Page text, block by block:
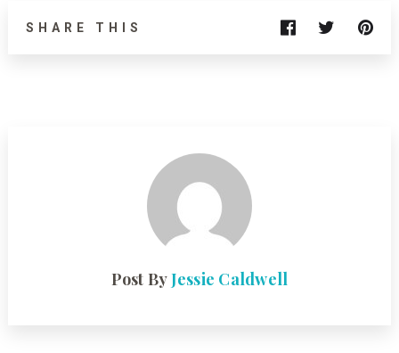
SHARE THIS
Post ByJessie Caldwell